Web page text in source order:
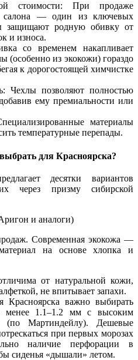
стоимости: При продаже
салона — один из ключевых
защищают родную обивку от
и износа.
со временем накапливает
(особенно из экокожи) гораздо
к дорогостоящей химчистке
Чехлы позволяют полностью
ему премиальности или
материалы
температурные перепады.
для Красноярска?
десятки вариантов
через призму сибирской
и аналоги)
Современная экокожа —
на основе хлопка и
от натуральной кожи,
не впитывает запахи.
важно выбирать
менее 1.1–1.2 мм с высоким
(по Мартиндейлу). Дешевые
при первых морозах
наличие перфорации в
сиденья «дышали» летом.